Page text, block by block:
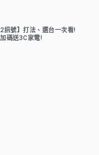
2訊號】打法、選台一次看!
碼送3C家電!